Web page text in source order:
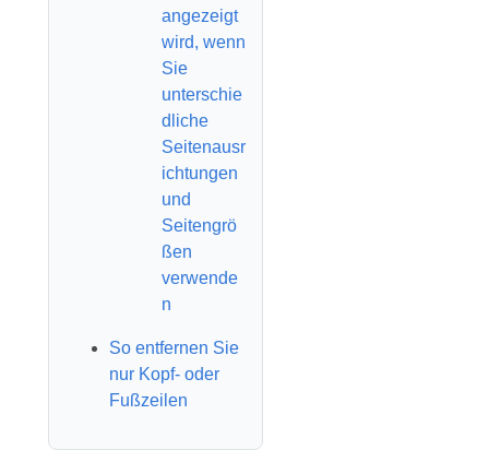
angezeigt
wird, wenn
Sie
unterschie
dliche
Seitenausr
ichtungen
und
Seitengrö
ßen
verwende
n
So entfernen Sie
nur Kopf- oder
Fußzeilen